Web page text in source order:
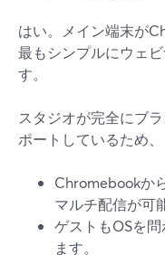
はい。メイン端末が
最もシンプルにウェ
す。
スタジオが完全にブ
ポートしているため、
Chromebookか
マルチ配信が可
ゲストもOSを
ます。